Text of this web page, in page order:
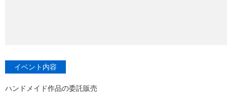
イベント内容
ハンドメイド作品の委託販売